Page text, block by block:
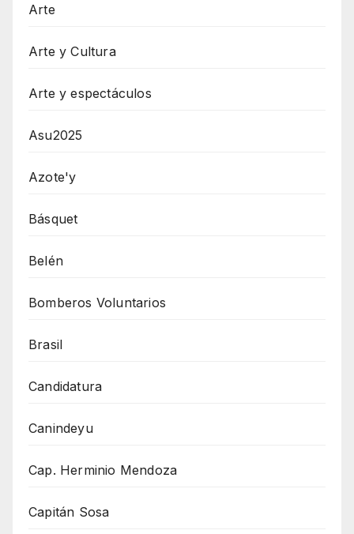
Arte
Arte y Cultura
Arte y espectáculos
Asu2025
Azote'y
Básquet
Belén
Bomberos Voluntarios
Brasil
Candidatura
Canindeyu
Cap. Herminio Mendoza
Capitán Sosa